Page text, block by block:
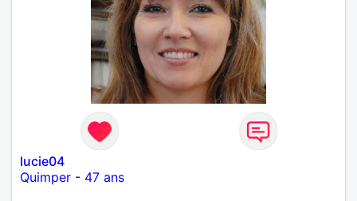
lucie04
Quimper - 47 ans